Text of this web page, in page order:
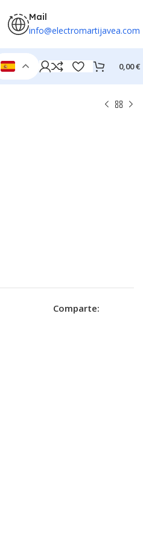
Mail
info@electromartijavea.com
0,00€
Comparte: